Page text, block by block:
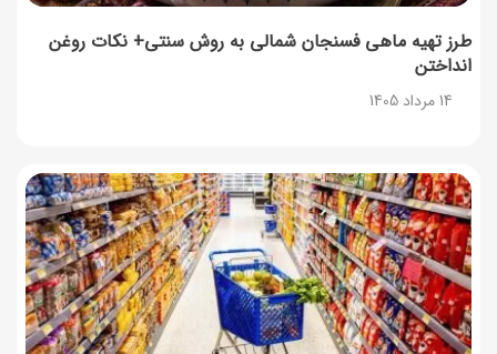
طرز تهیه ماهی فسنجان شمالی به روش سنتی+ نکات روغن
انداختن
14 مرداد 1405
13 مرداد 1405
همه‌چیز درباره خواص چای سبز، میزان مصرف و عوارض آن
12 مرداد 1405
طرز تهیه مافین آلبالو با بافت نرم و اسفنجی
12 مرداد 1405